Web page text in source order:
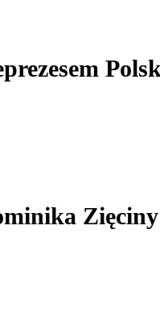
Zięciny